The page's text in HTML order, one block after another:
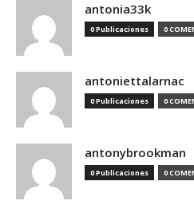
antonia33k
0 Publicaciones 0
antoniettalarnac
0 Publicaciones 0
antonybrookman
0 Publicaciones 0